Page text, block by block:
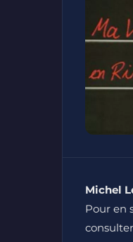
Michel
Pour en
consulter